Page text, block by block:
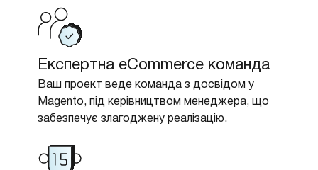
Експертна eCommerce команда
Ваш проект веде команда з досвідом у
Magento, під керівництвом менеджера, що
забезпечує злагоджену реалізацію.